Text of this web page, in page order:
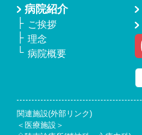
病院紹介
ご挨拶
理念
病院概要
関連施設(外部リンク)
＜医療施設＞